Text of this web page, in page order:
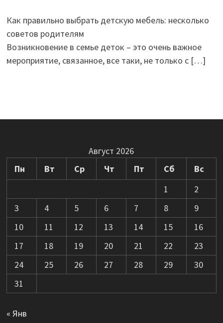
Как правильно выбрать детскую мебель: несколько
советов родителям
Возникновение в семье деток – это очень важное
мероприятие, связанное, все таки, не только с […]
Август 2026
Пн
Вт Ср Чт Пт Сб
Вс
1
2
3
4 5 6 7 8
9
10
11 12 13 14 15
16
17
18 19 20 21 22
23
24
25 26 27 28 29
30
31
« Янв